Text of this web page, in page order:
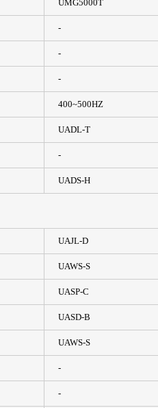
UMG5000T
-
-
-
400~500HZ
UADL-T
-
UADS-H
UAJL-D
UAWS-S
UASP-C
UASD-B
UAWS-S
-
-